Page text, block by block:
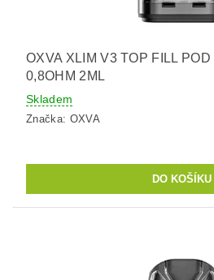
OXVA XLIM V3 TOP FILL
0,8OHM 2ML
Skladem
Značka: OXVA